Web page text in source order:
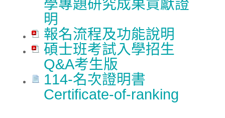
學專題研究成果貢獻證
明
報名流程及功能說明
碩士班考試入學招生
Q&A考生版
114-名次證明書
Certificate-of-ranking